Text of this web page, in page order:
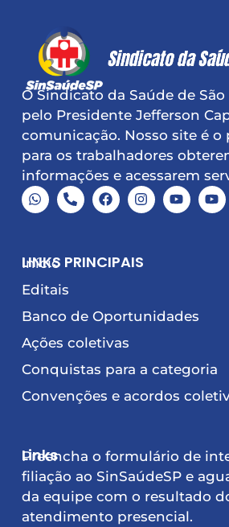
O Sindicato da Saúde de
pelo Presidente Jefferson
comunicação. Nosso site é o
para os trabalhadores
informações e acessarem
LINKS PRINCIPAIS
Início
Editais
Banco de Oportunidades
Ações coletivas
Conquistas para a categoria
Convenções e acordos
Links
Preencha o formulário de
filiação ao SinSaúdeSP e
da equipe com o resultado
atendimento presencial.